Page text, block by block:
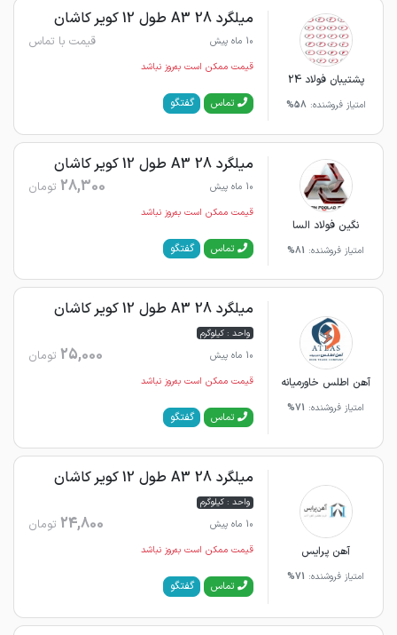
پشتیبان فولاد 24
امتیاز فروشنده: 58%
میلگرد 28 A3 طول 12 کویر کاشان
10 ماه پیش قیمت با تماس
قیمت ممکن است به‌روز نباشد
تماس گفتگو
نگین فولاد السا
امتیاز فروشنده: 81%
میلگرد 28 A3 طول 12 کویر کاشان
10 ماه پیش 28,300 تومان
قیمت ممکن است به‌روز نباشد
تماس گفتگو
آهن اطلس خاورمیانه
امتیاز فروشنده: 71%
میلگرد 28 A3 طول 12 کویر کاشان
واحد : کیلوگرم
10 ماه پیش
25,000 تومان
قیمت ممکن است به‌روز نباشد
تماس گفتگو
آهن پرایس
امتیاز فروشنده: 71%
میلگرد 28 A3 طول 12 کویر کاشان
واحد : کیلوگرم
10 ماه پیش
24,800 تومان
قیمت ممکن است به‌روز نباشد
تماس گفتگو